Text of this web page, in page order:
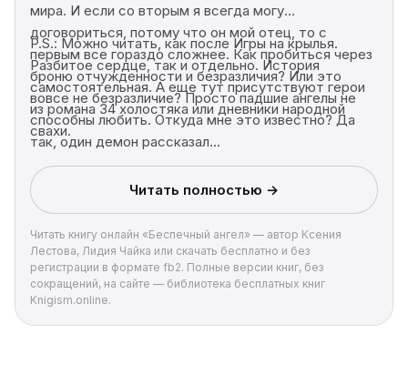
мира. И если со вторым я всегда могу
договориться, потому что он мой отец, то с
первым все гораздо сложнее. Как пробиться через
броню отчужденности и безразличия? Или это
вовсе не безразличие? Просто падшие ангелы не
способны любить. Откуда мне это известно? Да
так, один демон рассказал...
P.S.: Можно читать, как после Игры на крылья.
Разбитое сердце, так и отдельно. История
самостоятельная. А еще тут присутствуют герои
из романа 34 холостяка или дневники народной
свахи.
Читать полностью →
Читать книгу онлайн «Беспечный ангел» — автор Ксения
Лестова, Лидия Чайка или скачать бесплатно и без
регистрации в формате fb2. Полные версии книг, без
сокращений, на сайте — библиотека бесплатных книг
Knigism.online.